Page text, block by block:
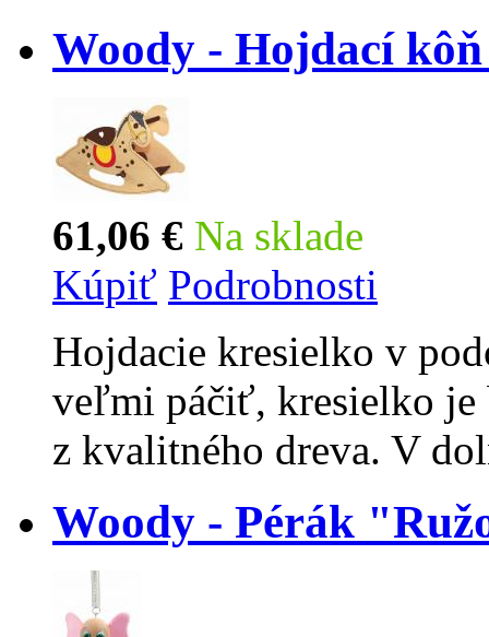
Woody - Hojdací
61,06 € Na sklade
Kúpiť Podrobnosti
Hojdacie kresielko v
veľmi páčiť, kresielko je
z kvalitného dreva. V
Woody - Pérák